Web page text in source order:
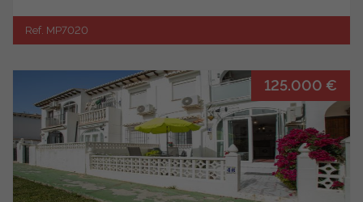
Ref. MP7020
125.000 €